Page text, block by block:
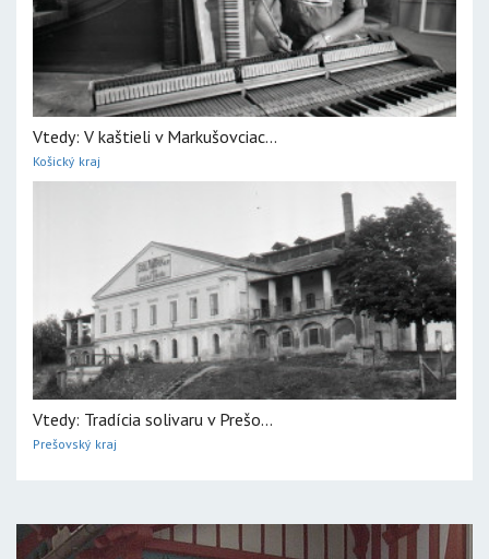
Vtedy: V kaštieli v Markušovciac...
Košický kraj
Vtedy: Tradícia solivaru v Prešo...
Prešovský kraj